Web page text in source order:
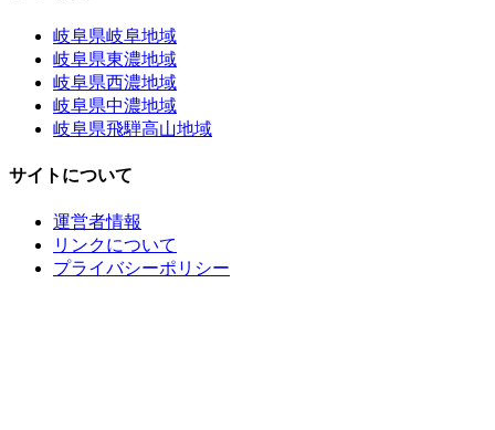
岐阜県岐阜地域
岐阜県東濃地域
岐阜県西濃地域
岐阜県中濃地域
岐阜県飛騨高山地域
サイトについて
運営者情報
リンクについて
プライバシーポリシー